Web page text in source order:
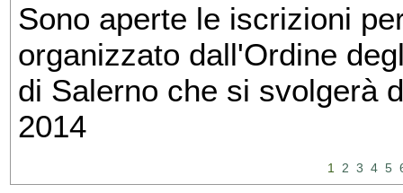
Sono aperte le iscrizioni
organizzato dall'Ordine
di Salerno che si svolgerà
2014
1 2 3 4 5